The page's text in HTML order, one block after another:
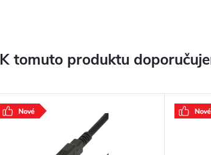
K tomuto produktu